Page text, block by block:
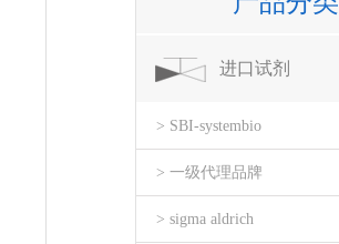
进口试剂
> SBI-systembio
> 一级代理品牌
> sigma aldrich